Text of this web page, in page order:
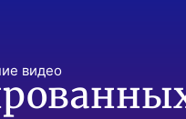
видео